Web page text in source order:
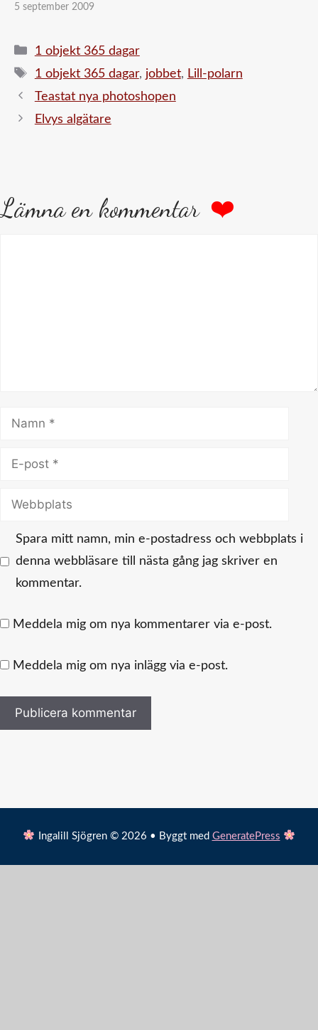
5 september 2009
Kategorier
1 objekt 365 dagar
Etiketter
1 objekt 365 dagar, jobbet, Lill-polarn
Teastat nya photoshopen
Elvys algätare
Lämna en kommentar
Namn
Webbplats
Spara mitt namn, min e-postadress och webbplats i
denna webbläsare till nästa gång jag skriver en
kommentar.
Meddela mig om nya kommentarer via e-post.
Meddela mig om nya inlägg via e-post.
Ingalill Sjögren © 2026 • Byggt med GeneratePress